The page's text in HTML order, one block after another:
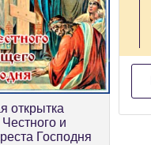
открытка
и
Господня